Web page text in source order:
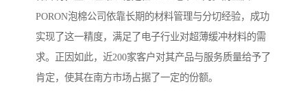
PORON泡棉公司依靠长期的材料管理与分切经验，成功
实现了这一精度，满足了电子行业对超薄缓冲材料的需
求。正因如此，近200家客户对其产品与服务质量给予了
肯定，使其在南方市场占据了一定的份额。